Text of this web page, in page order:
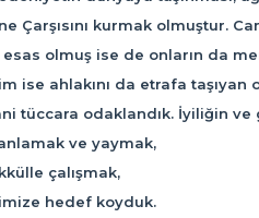
Çarşısını kurmak olmuştur.
olmuş ise de onların da
ahlakını da etrafa
tüccara odaklandık. İyiliğin
ve yaymak,
çalışmak,
hedef koyduk.